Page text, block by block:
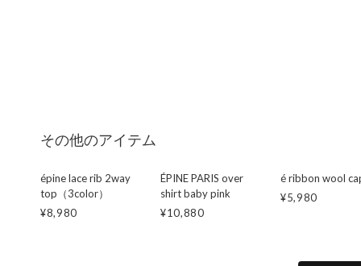
その他のアイテム
épine lace rib 2way
top（3color）
¥8,980
ÉPINE PARIS over
shirt baby pink
¥10,880
é ribbon wool
¥5,980